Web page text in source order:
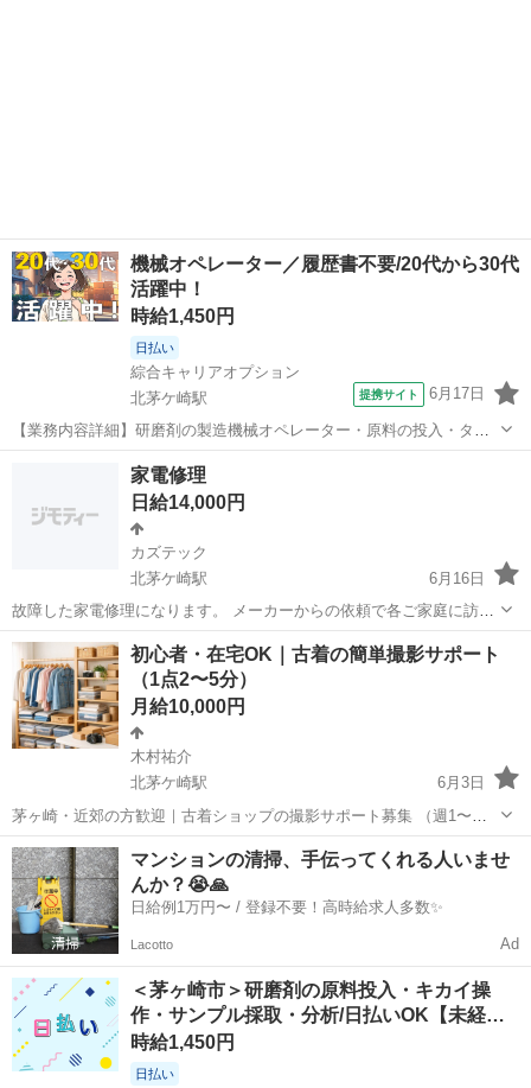
機械オペレーター／履歴書不要/20代から30代
活躍中！
時給1,450円
日払い
綜合キャリアオプション
北茅ケ崎駅
提携サイト 6月17日
【業務内容詳細】研磨剤の製造機械オペレーター・原料の投入・タッ
チパネルでの機械操作・製品サンプルの採取・分析作業(特殊な経験は
必要ありません)【取扱製品情報】研磨剤 ■お仕事PR ≪時間にメリハ
リを≫ 残業はほとんどナシ！...
茅ヶ崎市 北茅ケ崎駅
家電修理
日給14,000円
カズテック
北茅ケ崎駅
6月16日
故障した家電修理になります。 メーカーからの依頼で各ご家庭に訪問
修理のお仕事 になります。 初めての方は3ヶ月間【能力により期間変
動有】横乗りして頂き技能習得後 独立【完全出来高】も選択可能です
★電気や家電の知識が...
神奈川 茅ヶ崎市 北茅ケ崎駅 その他 出来高制
初心者・在宅OK｜古着の簡単撮影サポート
（1点2〜5分）
月給10,000円
木村祐介
北茅ケ崎駅
6月3日
茅ヶ崎・近郊の方歓迎｜古着ショップの撮影サポート募集 （週1〜・
隙間時間OK・在宅移行あり） スマホで写真が撮れれば、それだけで
OKです。 古着ネットショップの撮影・採寸を手伝ってくれる方を探
しています。 ...
神奈川 茅ヶ崎市 北茅ケ崎駅 その他
マンションの清掃、手伝ってくれる人いませ
んか？😭🙏
日給例1万円〜 / 登録不要！高時給求人多数✨
Lacotto Ad
＜茅ヶ崎市＞研磨剤の原料投入・キカイ操
作・サンプル採取・分析/日払いOK【未経…
時給1,450円
日払い